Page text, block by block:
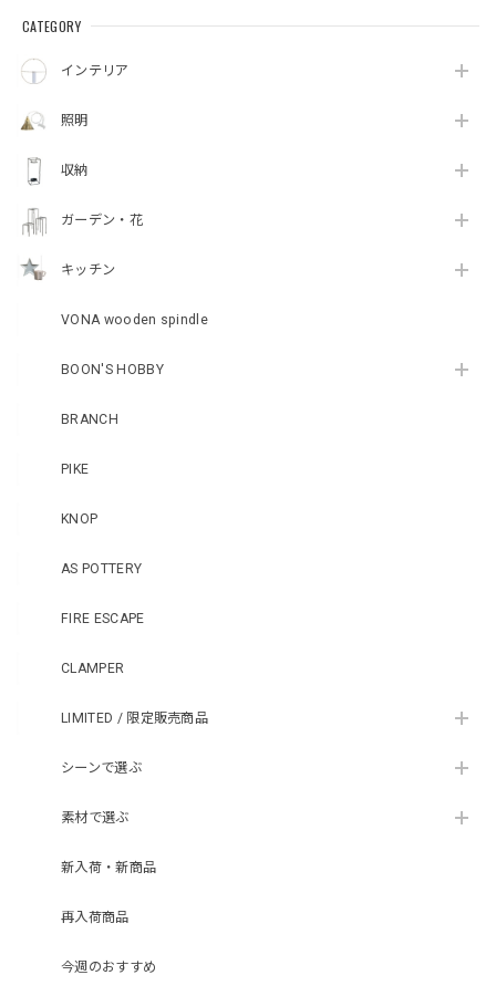
CATEGORY
インテリア
照明
収納
ガーデン・花
キッチン
VONA wooden spindle
BOON'S HOBBY
BRANCH
PIKE
KNOP
AS POTTERY
FIRE ESCAPE
CLAMPER
LIMITED / 限定販売商品
シーンで選ぶ
素材で選ぶ
新入荷・新商品
再入荷商品
今週のおすすめ